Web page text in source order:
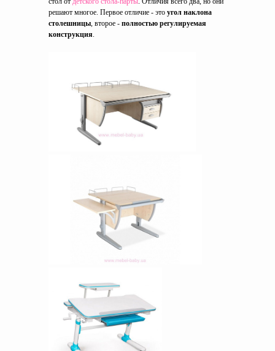
решают многое. Первое отличие - это угол наклона
столешницы, второе - полностью регулируемая
конструкция.